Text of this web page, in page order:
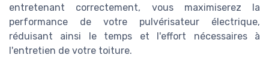
entretenant correctement, vous maximiserez la
performance de votre pulvérisateur électrique,
réduisant ainsi le temps et l'effort nécessaires à
l'entretien de votre toiture.